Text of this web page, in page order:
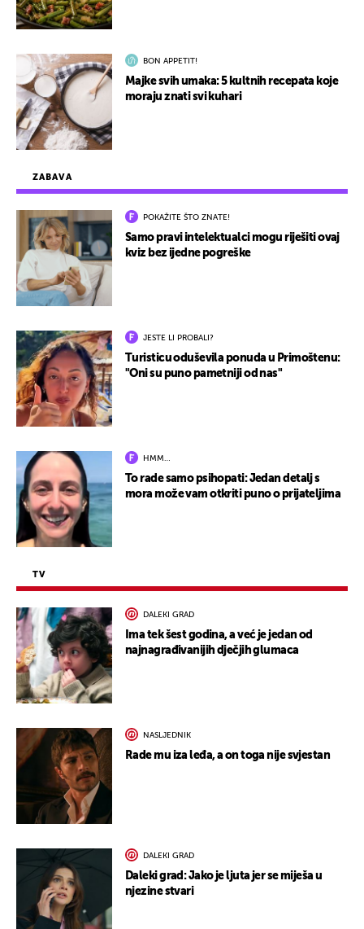
ZABAVA
POKAŽITE ŠTO ZNATE!
Samo pravi intelektualci mogu riješiti ovaj
kviz bez ijedne pogreške
JESTE LI PROBALI?
Turisticu oduševila ponuda u Primoštenu:
"Oni su puno pametniji od nas"
HMM…
To rade samo psihopati: Jedan detalj s
mora može vam otkriti puno o prijateljima
TV
DALEKI GRAD
Ima tek šest godina, a već je jedan od
najnagrađivanijih dječjih glumaca
NASLJEDNIK
Rade mu iza leđa, a on toga nije svjestan
DALEKI GRAD
Daleki grad: Jako je ljuta jer se miješa u
njezine stvari
BON APPETIT!
Majke svih umaka: 5 kultnih recepata koje
moraju znati svi kuhari